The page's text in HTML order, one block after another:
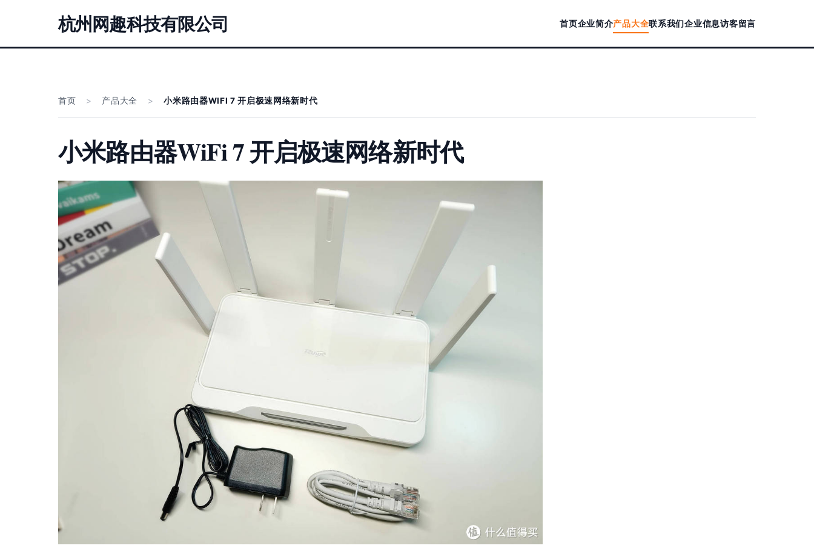
杭州网趣科技有限公司 首页企业简介产品大全联系我们企业信息访客留言
首页 > 产品大全 > 小米路由器WIFI 7 开启极速网络新时代
小米路由器WiFi 7 开启极速网络新时代